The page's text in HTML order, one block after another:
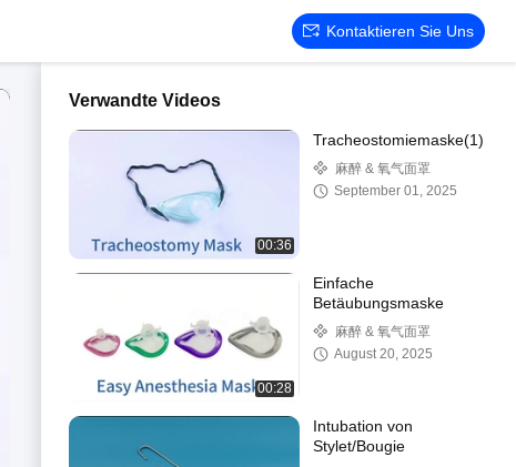
Kontaktieren Sie Uns
Verwandte Videos
00:36
Tracheostomiemaske(1)
麻醉 & 氧气面罩
September 01, 2025
00:28
Einfache
Betäubungsmaske
麻醉 & 氧气面罩
August 20, 2025
Intubation von
Stylet/Bougie